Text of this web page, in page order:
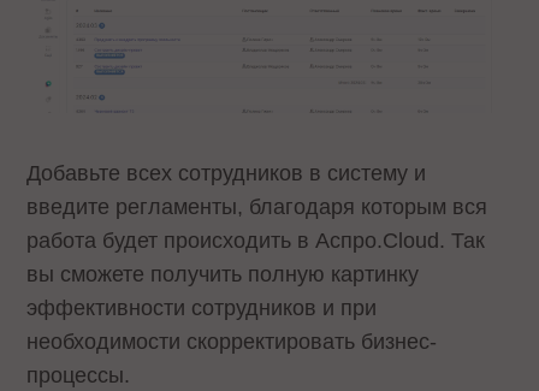
Добавьте всех сотрудников в систему и
введите регламенты, благодаря которым вся
работа будет происходить в Аспро.Cloud. Так
вы сможете получить полную картинку
эффективности сотрудников и при
необходимости скорректировать бизнес-
процессы.